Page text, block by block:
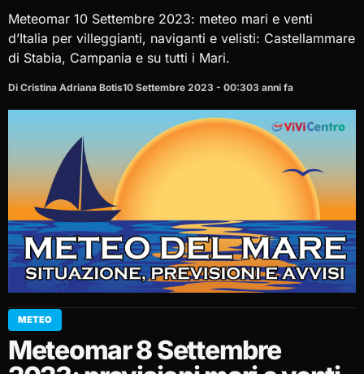
Meteomar 10 Settembre 2023: meteo mari e venti
d’Italia per villeggianti, naviganti e velisti: Castellammare
di Stabia, Campania e su tutti i Mari.
Di Cristina Adriana Botis10 Settembre 2023 - 00:303 anni fa
METEO
Meteomar 8 Settembre